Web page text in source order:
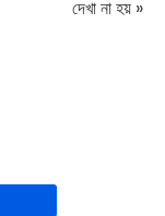
দেখা না হয় »